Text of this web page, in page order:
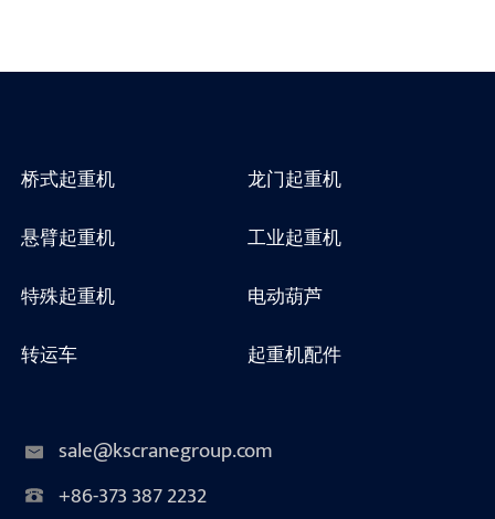
桥式起重机
龙门起重机
悬臂起重机
工业起重机
特殊起重机
电动葫芦
转运车
起重机配件
sale@kscranegroup.com
+86-373 387 2232